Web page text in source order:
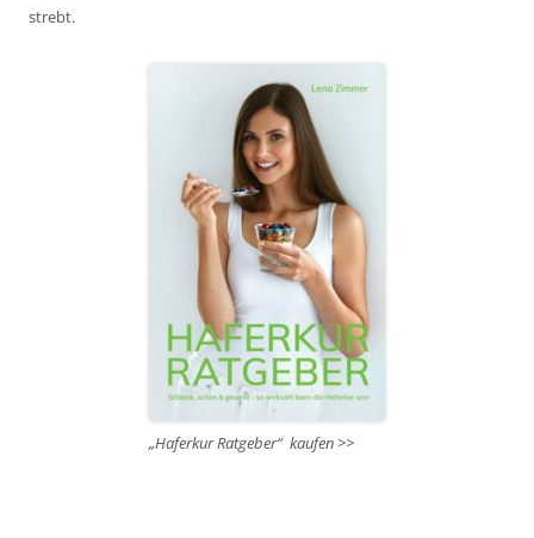
strebt.
„Haferkur Ratgeber“ kaufen >>